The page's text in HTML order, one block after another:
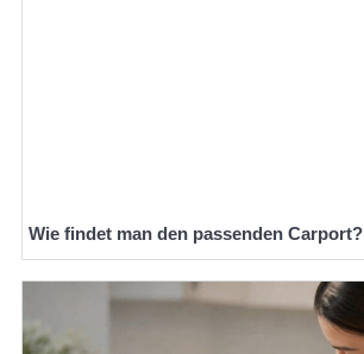
Wie findet man den passenden Carport?